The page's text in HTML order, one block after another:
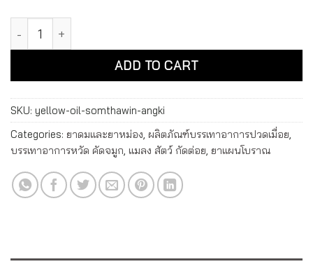
ยาน้ำมันเหลือง สมถวิล อั้งกี้ ตราต้นโพธิ์ Yellow Oil Somthawin
ADD TO CART
Alternative:
SKU: yellow-oil-somthawin-angki
Categories: ยาดมและยาหม่อง ผลิตภัณฑ์บรรเทาอาการปวดเมื่อย
บรรเทาอาการหวัด คัดจมูก แมลง สัตว์ กัดต่อย ยาแผนโบราณ